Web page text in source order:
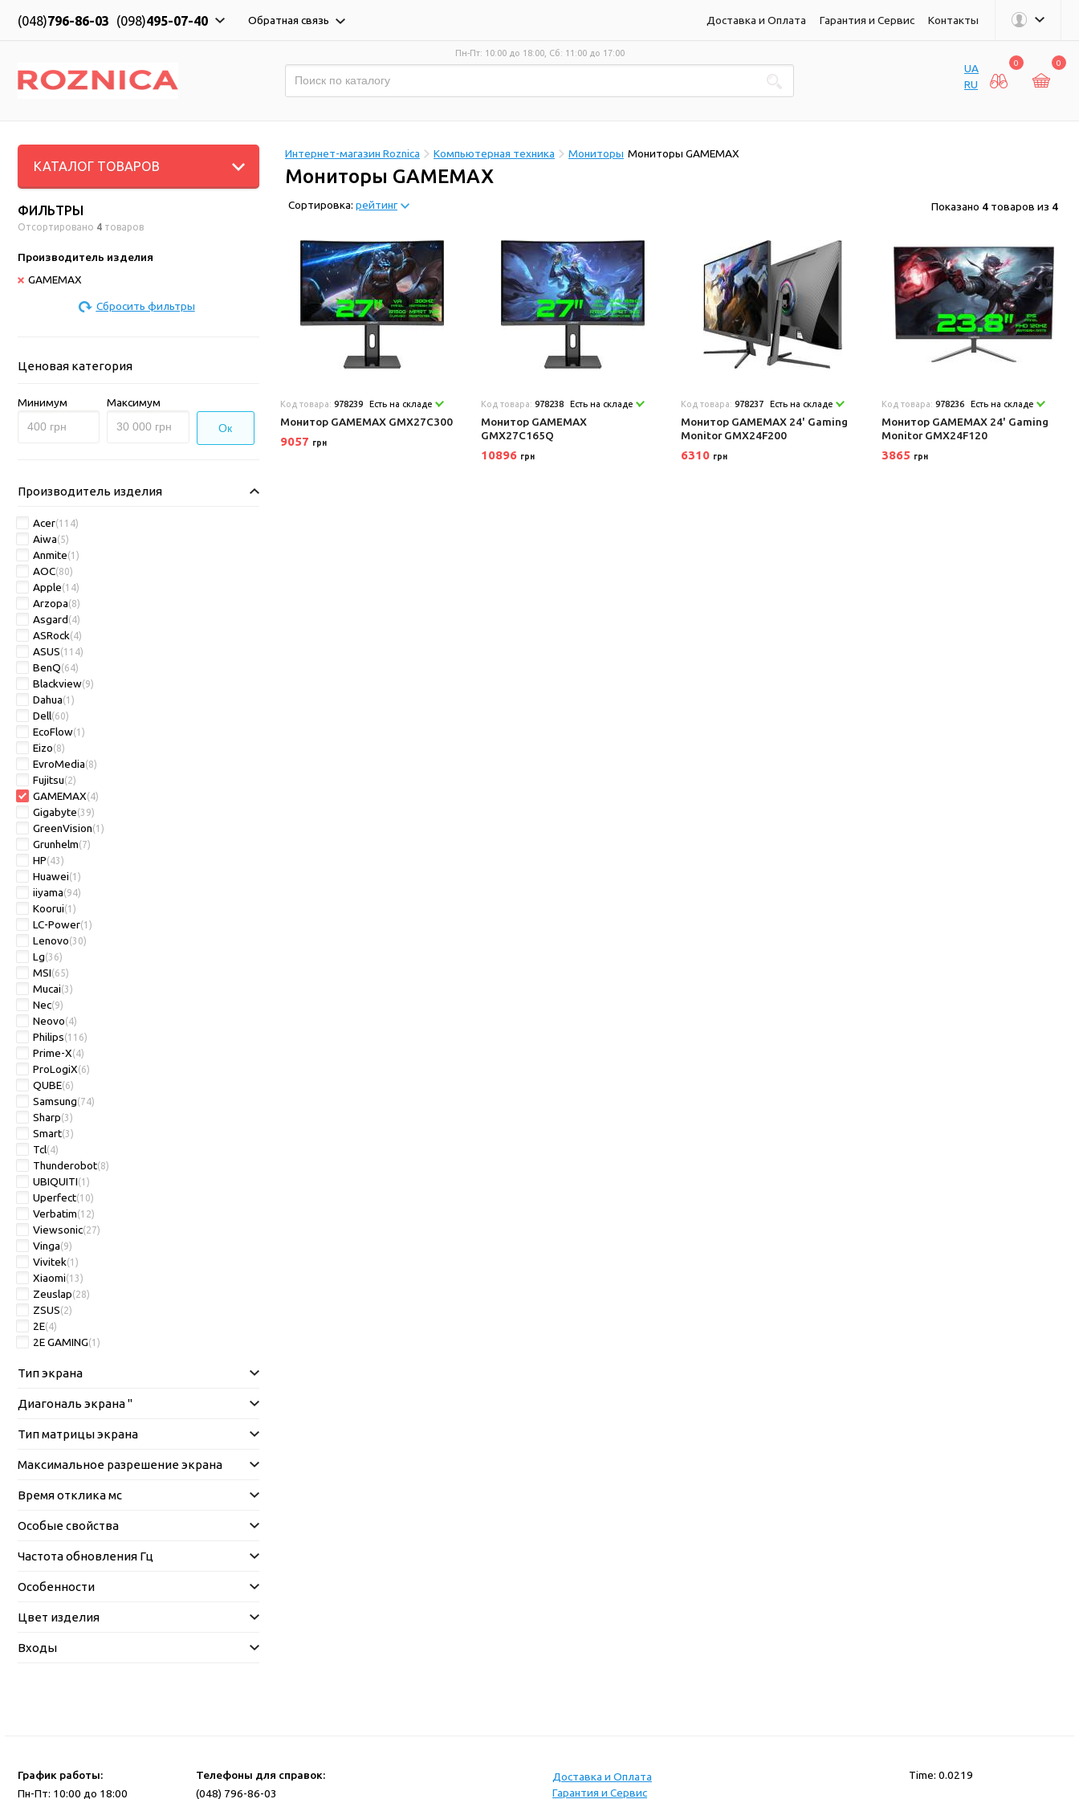
(048)796-86-03 (098)495-07-40 Обратная связь Доставка и Оплата Гарантия и Сервис Контакты
Пн-Пт: 10:00 до 18:00, Сб: 11:00 до 17:00
UA
RU
0 0
КАТАЛОГ ТОВАРОВ
ФИЛЬТРЫ
Отсортировано 4 товаров
Производитель изделия
GAMEMAX
Сбросить фильтры
Ценовая категория
Минимум Максимум
Ок
Производитель изделия
Acer(114)
Aiwa(5)
Anmite(1)
AOC(80)
Apple(14)
Arzopa(8)
Asgard(4)
ASRock(4)
ASUS(114)
BenQ(64)
Blackview(9)
Dahua(1)
Dell(60)
EcoFlow(1)
Eizo(8)
EvroMedia(8)
Fujitsu(2)
GAMEMAX(4)
Gigabyte(39)
GreenVision(1)
Grunhelm(7)
HP(43)
Huawei(1)
iiyama(94)
Koorui(1)
LC-Power(1)
Lenovo(30)
Lg(36)
MSI(65)
Mucai(3)
Nec(9)
Neovo(4)
Philips(116)
Prime-X(4)
ProLogiX(6)
QUBE(6)
Samsung(74)
Sharp(3)
Smart(3)
Tcl(4)
Thunderobot(8)
UBIQUITI(1)
Uperfect(10)
Verbatim(12)
Viewsonic(27)
Vinga(9)
Vivitek(1)
Xiaomi(13)
Zeuslap(28)
ZSUS(2)
2E(4)
2E GAMING(1)
Тип экрана
Диагональ экрана "
Тип матрицы экрана
Максимальное разрешение экрана
Время отклика мс
Особые свойства
Частота обновления Гц
Особенности
Цвет изделия
Входы
Интернет-магазин Roznica Компьютерная техника Мониторы Мониторы GAMEMAX
Мониторы GAMEMAX
Сортировка: рейтинг Показано 4 товаров из 4
Код товара: 978239 Есть на складе
Монитор GAMEMAX GMX27C300
9057 грн
Код товара: 978238 Есть на складе
Монитор GAMEMAX
GMX27C165Q
10896 грн
Код товара:978237 Есть на складе
Монитор GAMEMAX 24' Gaming
Monitor GMX24F200
6310 грн
Код товара:978236 Есть на складе
Монитор GAMEMAX 24' Gaming
Monitor GMX24F120
3865 грн
График работы:
Пн-Пт: 10:00 до 18:00
Телефоны для справок:
(048) 796-86-03
Доставка и Оплата
Гарантия и Сервис
Time: 0.0219